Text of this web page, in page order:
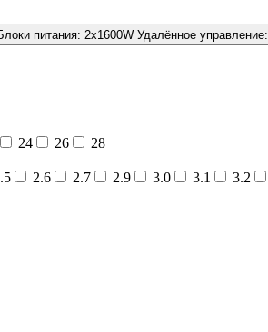
питания: 2x1600W Удалённое управление:
24 26
28
2.6 2.7 2.9 3.0 3.1 3.2